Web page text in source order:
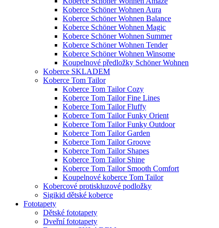
Koberce Schöner Wohnen Aura
Koberce Schöner Wohnen Balance
Koberce Schöner Wohnen Magic
Koberce Schöner Wohnen Summer
Koberce Schöner Wohnen Tender
Koberce Schöner Wohnen Winsome
Koupelnové předložky Schöner Wohnen
Koberce SKLADEM
Koberce Tom Tailor
Koberce Tom Tailor Cozy
Koberce Tom Tailor Fine Lines
Koberce Tom Tailor Fluffy
Koberce Tom Tailor Funky Orient
Koberce Tom Tailor Funky Outdoor
Koberce Tom Tailor Garden
Koberce Tom Tailor Groove
Koberce Tom Tailor Shapes
Koberce Tom Tailor Shine
Koberce Tom Tailor Smooth Comfort
Koupelnové koberce Tom Tailor
Kobercové protiskluzové podložky
Sigikid dětské koberce
Fototapety
Dětské fototapety
Dveřní fototapety